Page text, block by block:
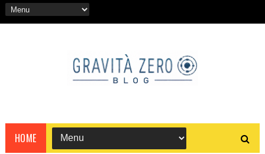
HOME